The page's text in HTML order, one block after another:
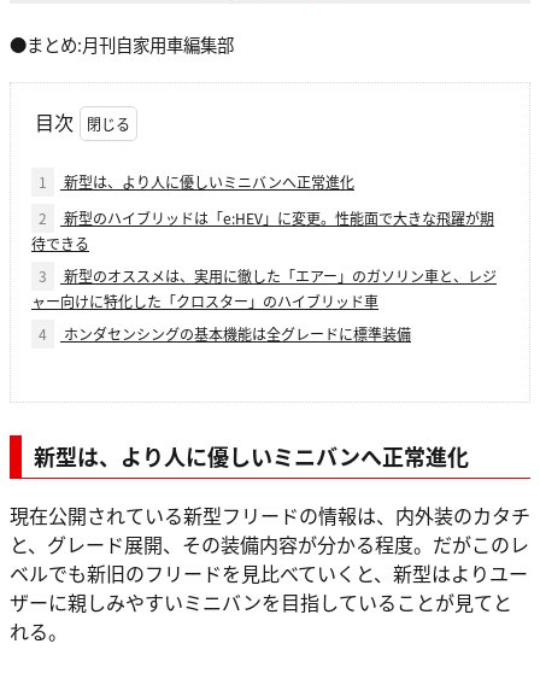
●まとめ:月刊自家用車編集部
目次
1
新型は、より人に優しいミニバンへ正常進化
2
新型のハイブリッドは「e:HEV」に変更。性能面で大きな飛躍が期
待できる
3
新型のオススメは、実用に徹した「エアー」のガソリン車と、レジ
ャー向けに特化した「クロスター」のハイブリッド車
4
ホンダセンシングの基本機能は全グレードに標準装備
新型は、より人に優しいミニバンへ正常進化
現在公開されている新型フリードの情報は、内外装のカタチ
と、グレード展開、その装備内容が分かる程度。だがこのレ
ベルでも新旧のフリードを見比べていくと、新型はよりユー
ザーに親しみやすいミニバンを目指していることが見てと
れる。